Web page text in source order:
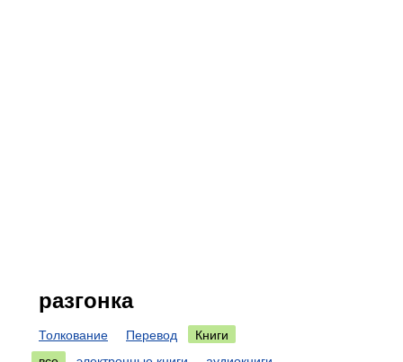
разгонка
Толкование Перевод
Книги